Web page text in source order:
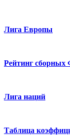
Лига Европы
Рейтинг
Лига наций
Таблица